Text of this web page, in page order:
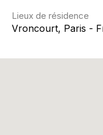
Lieux de résidence
Vroncourt, Paris -